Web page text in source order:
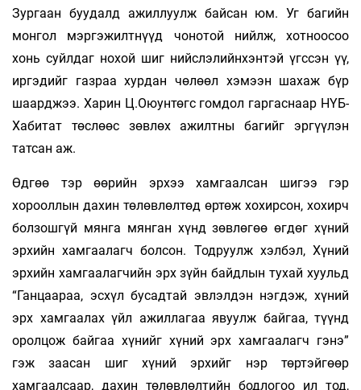
Зургаан буудалд ажиллуулж байсан юм. Уг багийн
монгол мэргэжилтнүүд чонотой нийлж, хотноосоо
хонь суйлдаг нохой шиг нийслэлийнхэнтэй үгссэн үү,
иргэдийг газраа хурдан чөлөөл хэмээн шахаж бүр
шаарджээ. Харин Ц.Оюунтөгс гомдол гаргаснаар НҮБ-
Хабитат төслөөс зөвлөх ажилтны багийг эргүүлэн
татсан аж.
Өдгөө тэр өөрийн эрхээ хамгаалсан шигээ гэр
хорооллын дахин төлөвлөлтөд өртөж хохирсон, хохирч
болзошгүй мянга мянган хүнд зөвлөгөө өгдөг хүний
эрхийн хамгаалагч болсон. Тодруулж хэлбэл, Хүний
эрхийн хамгаалагчийн эрх зүйн байдлын тухай хуульд
“Ганцаараа, эсхүл бусадтай эвлэлдэн нэгдэж, хүний
эрх хамгаалах үйл ажиллагаа явуулж байгаа, түүнд
оролцож байгаа хүнийг хүний эрх хамгаалагч гэнэ”
гэж заасан шиг хүний эрхийг нэр төртэйгөөр
хамгаалсаар, дахин төлөвлөлтийн бодлогоо ил тод,